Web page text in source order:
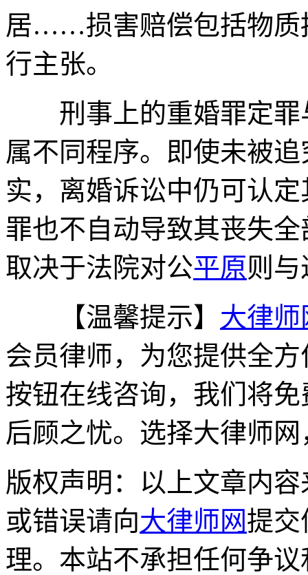
居……损害赔偿包括物质
行主张。
刑事上的重婚罪定罪
属不同程序。即使未被
实，离婚诉讼中仍可认
罪也不自动导致其丧失
取决于法院对公平原则
【温馨提示】 大律师
会员律师，为您提供全
按钮在线咨询，我们将
后顾之忧。选择大律师
版权声明：以上文章内
或错误请向大律师网提交
理。本站不承担任何争